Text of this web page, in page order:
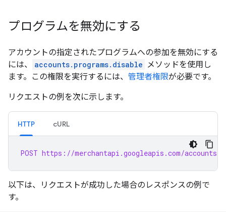
プログラムを無効にする
アカウントの指定されたプログラムへの参加を無効にする
には、
accounts.programs.disable メソッドを使用し
ます。この権限を実行するには、 管理者権限が必要です。
リクエストの例を次に示します。
HTTP cURL
POST https://merchantapi.googleapis.com/accounts/
以下は、リクエストが成功した場合のレスポンスの例で
す。